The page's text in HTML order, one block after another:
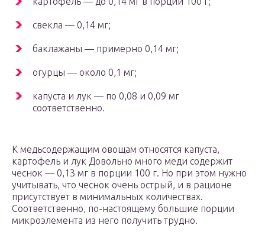
свекла — 0,14 мг;
баклажаны — примерно 0,14 мг;
огурцы — около 0,1 мг;
капуста и лук — по 0,08 и 0,09 мг
соответственно.
К медьсодержащим овощам относятся капуста,
картофель и лук Довольно много меди содержит
чеснок — 0,13 мг в порции 100 г. Но при этом нужно
учитывать, что чеснок очень острый, и в рационе
присутствует в минимальных количествах.
Соответственно, по-настоящему большие порции
микроэлемента из него получить трудно.